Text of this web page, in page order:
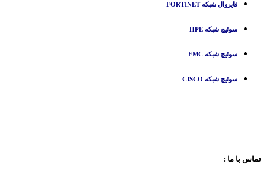
فایروال شبکه FORTINET
سوئیچ شبکه HPE
سوئیچ شبکه EMC
سوئیچ شبکه CISCO
تماس با ما :